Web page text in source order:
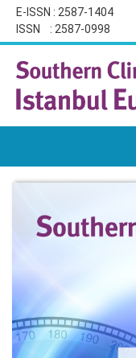
E-ISSN : 2587-1404
ISSN : 2587-0998